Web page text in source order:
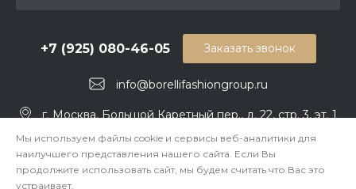
+7 (925) 080-46-05
info@borellifashiongroup.ru
Заказать звонок
г. Москва, Большой Каретный пер., д. 22, стр. 3, эт. 1
Мы используем файлы cookie и сервисы веб-аналитики для
наилучшего представления нашего сайта. Если Вы
продолжите использовать сайт, мы будем считать что Вас это
устраивает.